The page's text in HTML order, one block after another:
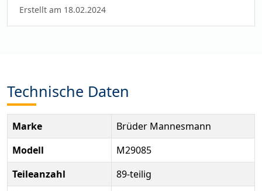
Erstellt am 18.02.2024
Technische Daten
Marke
Brüder Mannesmann
Modell
M29085
Teileanzahl
89-teilig